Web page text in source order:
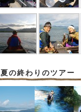
夏の終わりのツア